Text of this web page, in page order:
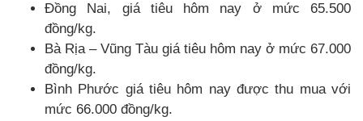
Đồng Nai, giá tiêu hôm nay ở mức 65.500
đồng/kg.
Bà Rịa – Vũng Tàu giá tiêu hôm nay ở mức 67.000
đồng/kg.
Bình Phước giá tiêu hôm nay được thu mua với
mức 66.000 đồng/kg.